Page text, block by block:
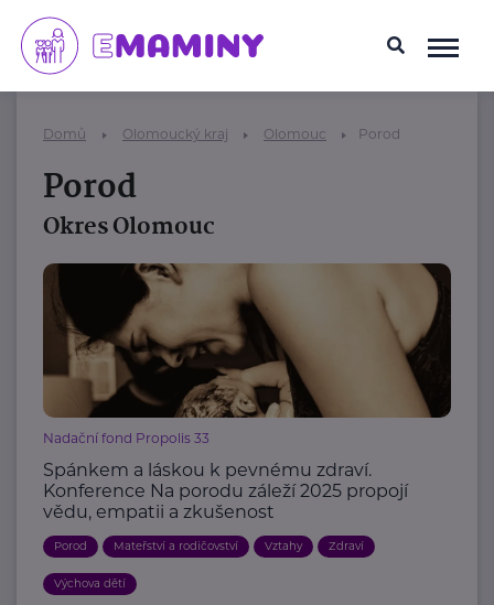
Domů Olomoucký kraj Olomouc Porod
Porod
Okres Olomouc
Nadační fond Propolis 33
Spánkem a láskou k pevnému zdraví.
Konference Na porodu záleží 2025 propojí
vědu, empatii a zkušenost
Porod Mateřství a rodičovství Vztahy Zdraví
Výchova dětí